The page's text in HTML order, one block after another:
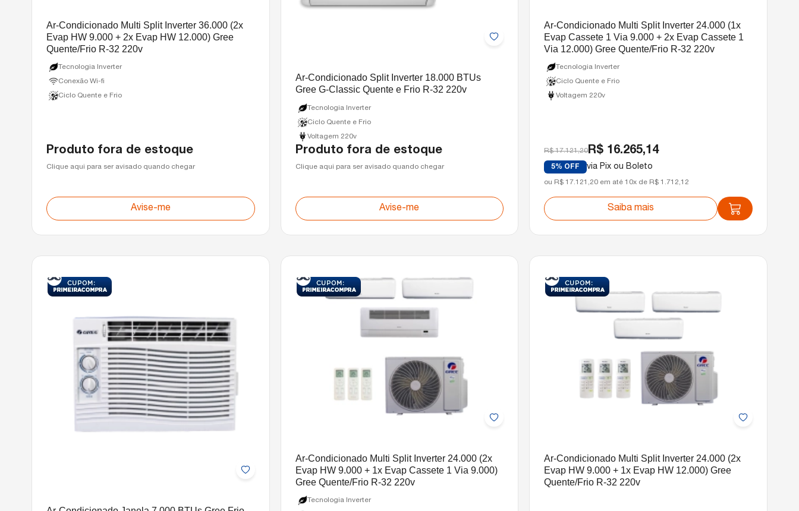
Ar-Condicionado Multi Split Inverter 36.000 (2x
Evap HW 9.000 + 2x Evap HW 12.000) Gree
Quente/Frio R-32 220v
Tecnologia Inverter
Conexão Wi-fi
Ciclo Quente e Frio
Produto fora de estoque
Clique aqui para ser avisado quando chegar
Avise-me
Ar-Condicionado Split Inverter 18.000 BTUs
Gree G-Classic Quente e Frio R-32 220v
Tecnologia Inverter
Ciclo Quente e Frio
Voltagem 220v
Produto fora de estoque
Clique aqui para ser avisado quando chegar
Avise-me
Ar-Condicionado Multi Split Inverter 24.000 (1x
Evap Cassete 1 Via 9.000 + 2x Evap Cassete 1
Via 12.000) Gree Quente/Frio R-32 220v
Tecnologia Inverter
Ciclo Quente e Frio
Voltagem 220v
R$ 17.121,20R$ 16.265,14
5% OFF via Pix ou Boleto
ou R$ 17.121,20 em até 10x de R$ 1.712,12
Saiba mais
Ar-Condicionado Multi Split Inverter 24.000 (2x
Evap HW 9.000 + 1x Evap Cassete 1 Via 9.000)
Gree Quente/Frio R-32 220v
Tecnologia Inverter
Ar-Condicionado Multi Split Inverter 24.000 (2x
Evap HW 9.000 + 1x Evap HW 12.000) Gree
Quente/Frio R-32 220v